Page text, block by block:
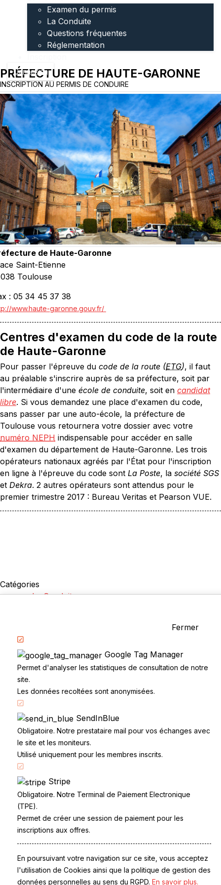
Examen du permis
La Conduite
Questions fréquentes
Réglementation
Connexion
PRÉFECTURE DE HAUTE-GARONNE
INSCRIPTION AU PERMIS DE CONDUIRE
de Haute-Garonne
Saint-Etienne
Toulouse
: 05 34 45 37 38
www.haute-garonne.gouv.fr/
Centres d'examen du code de la route
de Haute-Garonne
Pour passer l'épreuve du code de la route (ETG), il faut
au préalable s'inscrire auprès de sa préfecture, soit par
l'intermédiaire d'une école de conduite, soit en candidat
libre. Si vous demandez une place d'examen du code,
sans passer par une auto-école, la préfecture de
Toulouse vous retournera votre dossier avec votre
numéro NEPH indispensable pour accéder en salle
d'examen du département de Haute-Garonne. Les trois
opérateurs nationaux agréés par l'État pour l'inscription
en ligne à l'épreuve du code sont La Poste, la société SGS
et Dekra. 2 autres opérateurs sont attendus pour le
premier trimestre 2017 : Bureau Veritas et Pearson VUE.
Catégories
La Conduite
Accueil
Code de la route
Partenaires
CandidatLibre.net
Conditions générales
Contact
Le Permis
Examen du permis
La Conduite
Questions fréquentes
Réglementation
Fermer
Google Tag Manager
Permet d'analyser les statistiques de consultation de notre
site.
Les données recoltées sont anonymisées.
SendInBlue
Obligatoire. Notre prestataire mail pour vos échanges avec
le site et les moniteurs.
Utilisé uniquement pour les membres inscrits.
Stripe
Obligatoire. Notre Terminal de Paiement Electronique
(TPE).
Permet de créer une session de paiement pour les
inscriptions aux offres.
En poursuivant votre navigation sur ce site, vous acceptez
l'utilisation de Cookies ainsi que la politique de gestion des
données personnelles au sens du RGPD. En savoir plus.